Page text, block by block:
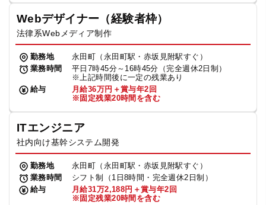
Webデザイナー（経験者枠）
法律系Webメディア制作
勤務地
永田町（永田町駅・赤坂見附駅すぐ）
業務時間
平日7時45分～16時45分（完全週休2日制）
※上記時間後に一定の残業あり
給与
月給36万円＋賞与年2回
※固定残業20時間を含む
ITエンジニア
社内向け基幹システム開発
勤務地
永田町（永田町駅・赤坂見附駅すぐ）
業務時間
シフト制（1日8時間・完全週休2日制）
給与
月給31万2,188円＋賞与年2回
※固定残業20時間を含む